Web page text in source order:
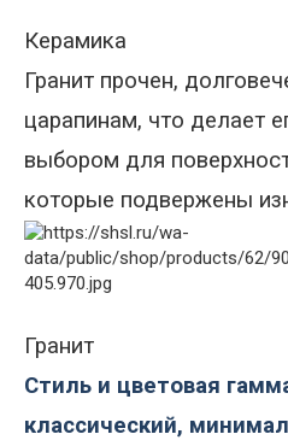
Керамика
Гранит прочен,
царапинам, что делает
выбором для
которые подвержены
Гранит
Стиль и цветовая
классический,